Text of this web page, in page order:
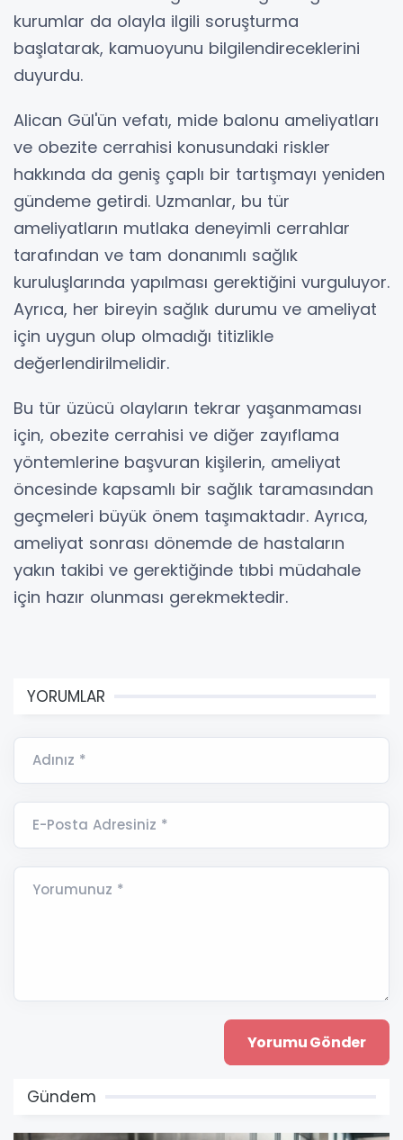
kurumlar da olayla ilgili soruşturma
başlatarak, kamuoyunu bilgilendireceklerini
duyurdu.
Alican Gül'ün vefatı, mide balonu ameliyatları
ve obezite cerrahisi konusundaki riskler
hakkında da geniş çaplı bir tartışmayı yeniden
gündeme getirdi. Uzmanlar, bu tür
ameliyatların mutlaka deneyimli cerrahlar
tarafından ve tam donanımlı sağlık
kuruluşlarında yapılması gerektiğini vurguluyor.
Ayrıca, her bireyin sağlık durumu ve ameliyat
için uygun olup olmadığı titizlikle
değerlendirilmelidir.
Bu tür üzücü olayların tekrar yaşanmaması
için, obezite cerrahisi ve diğer zayıflama
yöntemlerine başvuran kişilerin, ameliyat
öncesinde kapsamlı bir sağlık taramasından
geçmeleri büyük önem taşımaktadır. Ayrıca,
ameliyat sonrası dönemde de hastaların
yakın takibi ve gerektiğinde tıbbi müdahale
için hazır olunması gerekmektedir.
YORUMLAR
Adınız *
E-Posta Adresiniz *
Yorumunuz *
Gündem